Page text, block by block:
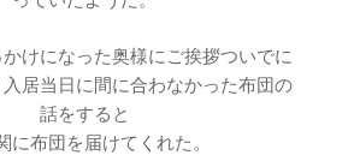
けになった奥様にご挨拶ついでに
居当日に間に合わなかった布団の
話をすると
に布団を届けてくれた。